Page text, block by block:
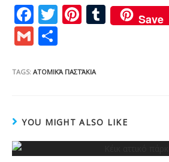
F
ac
e
b
k
T
er
Pi
e
T
u
Save
G
ai ar
TAGS: ΑΤΟΜΙΚΆ ΠΑΣΤΆΚΙΑ
YOU MIGHT ALSO LIKE